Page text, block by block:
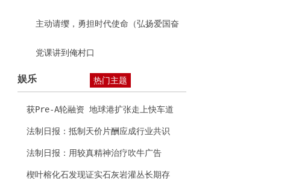
主动请缨，勇担时代使命（弘扬爱国奋
斗精神 建功立业新时代）
党课讲到俺村口
娱乐 热门主题
获Pre-A轮融资 地球港扩张走上快车道
法制日报：抵制天价片酬应成行业共识
法制日报：用较真精神治疗吹牛广告
楔叶榕化石发现证实石灰岩灌丛长期存